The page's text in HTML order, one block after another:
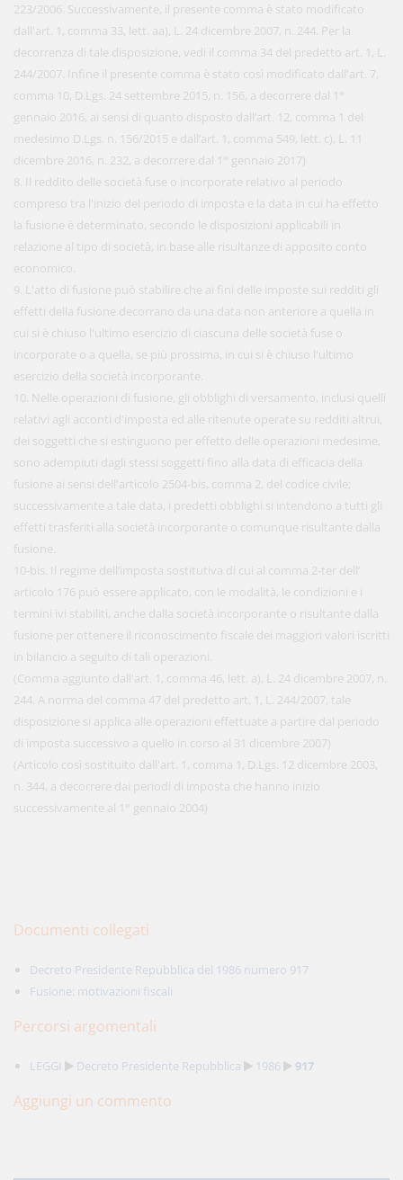
223/2006. Successivamente, il presente comma è stato modificato
dall'art. 1, comma 33, lett. aa), L. 24 dicembre 2007, n. 244. Per la
decorrenza di tale disposizione, vedi il comma 34 del predetto art. 1, L.
244/2007. Infine il presente comma è stato così modificato dall'art. 7,
comma 10, D.Lgs. 24 settembre 2015, n. 156, a decorrere dal 1°
gennaio 2016, ai sensi di quanto disposto dall’art. 12, comma 1 del
medesimo D.Lgs. n. 156/2015 e dall’art. 1, comma 549, lett. c), L. 11
dicembre 2016, n. 232, a decorrere dal 1° gennaio 2017)
8. Il reddito delle società fuse o incorporate relativo al periodo
compreso tra l'inizio del periodo di imposta e la data in cui ha effetto
la fusione è determinato, secondo le disposizioni applicabili in
relazione al tipo di società, in base alle risultanze di apposito conto
economico.
9. L'atto di fusione può stabilire che ai fini delle imposte sui redditi gli
effetti della fusione decorrano da una data non anteriore a quella in
cui si è chiuso l'ultimo esercizio di ciascuna delle società fuse o
incorporate o a quella, se più prossima, in cui si è chiuso l'ultimo
esercizio della società incorporante.
10. Nelle operazioni di fusione, gli obblighi di versamento, inclusi quelli
relativi agli acconti d'imposta ed alle ritenute operate su redditi altrui,
dei soggetti che si estinguono per effetto delle operazioni medesime,
sono adempiuti dagli stessi soggetti fino alla data di efficacia della
fusione ai sensi dell'articolo 2504-bis, comma 2, del codice civile;
successivamente a tale data, i predetti obblighi si intendono a tutti gli
effetti trasferiti alla società incorporante o comunque risultante dalla
fusione.
10-bis. Il regime dell’imposta sostitutiva di cui al comma 2-ter dell’
articolo 176 può essere applicato, con le modalità, le condizioni e i
termini ivi stabiliti, anche dalla società incorporante o risultante dalla
fusione per ottenere il riconoscimento fiscale dei maggiori valori iscritti
in bilancio a seguito di tali operazioni.
(Comma aggiunto dall'art. 1, comma 46, lett. a), L. 24 dicembre 2007, n.
244. A norma del comma 47 del predetto art. 1, L. 244/2007, tale
disposizione si applica alle operazioni effettuate a partire dal periodo
di imposta successivo a quello in corso al 31 dicembre 2007)
(Articolo così sostituito dall'art. 1, comma 1, D.Lgs. 12 dicembre 2003,
n. 344, a decorrere dai periodi di imposta che hanno inizio
successivamente al 1° gennaio 2004)
Documenti collegati
Decreto Presidente Repubblica del 1986 numero 917
Fusione: motivazioni fiscali
Percorsi argomentali
LEGGI Decreto Presidente Repubblica 1986 917
Aggiungi un commento